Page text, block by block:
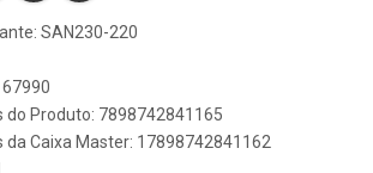
SAN230-220
do Produto: 7898742841165
da Caixa Master: 17898742841162